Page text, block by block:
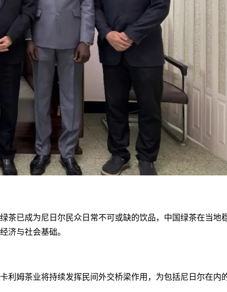
已成为尼日尔民众日常不可或缺的饮品，中国绿茶在当地
济与社会基础。
姆茶业将持续发挥民间外交桥梁作用，为包括尼日尔在内